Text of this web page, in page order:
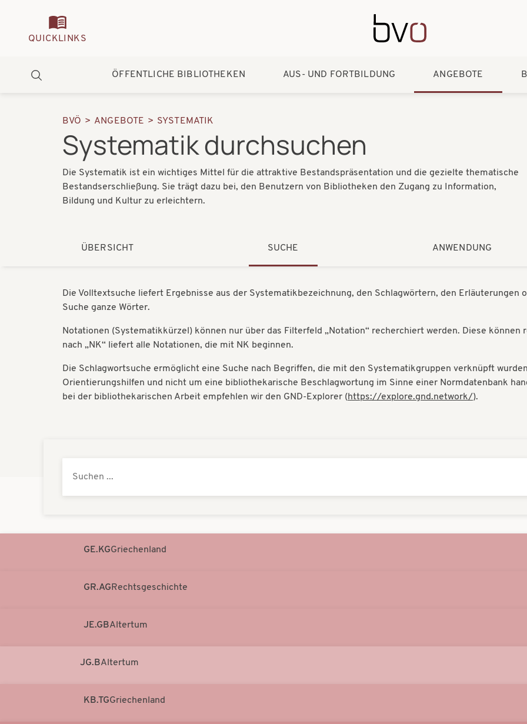
Direkt zum Inhalt
Quickmenu
QUICKLINKS
Hauptnavigation
ÖFFENTLICHE BIBLIOTHEKEN AUS- UND FORTBILDUNG ANGEBOTE
Suche
Pfadnavigation
BVÖ ANGEBOTE SYSTEMATIK
Systematik durchsuchen
Die Systematik ist ein wichtiges Mittel für die attraktive Bestandspräsentation und die gezielte thematische
Bestandserschließung. Sie trägt dazu bei, den Benutzern von Bibliotheken den Zugang zu Information,
Bildung und Kultur zu erleichtern.
ÜBERSICHT SUCHE ANWENDUNG
Die Volltextsuche liefert Ergebnisse aus der Systematikbezeichnung, den Schlagwörtern, den Erläuterungen
Suche ganze Wörter.
Notationen (Systematikkürzel) können nur über das Filterfeld „Notation“ recherchiert werden. Diese
nach „NK“ liefert alle Notationen, die mit NK beginnen.
Die Schlagwortsuche ermöglicht eine Suche nach Begriffen, die mit den Systematikgruppen verknüpft
Orientierungshilfen und nicht um eine bibliothekarische Beschlagwortung im Sinne einer Normdatenbank
bei der bibliothekarischen Arbeit empfehlen wir den GND-Explorer (https://explore.gnd.network/).
GE.KGGriechenland
GR.AGRechtsgeschichte
JE.GBAltertum
JG.BAltertum
KB.TGGriechenland